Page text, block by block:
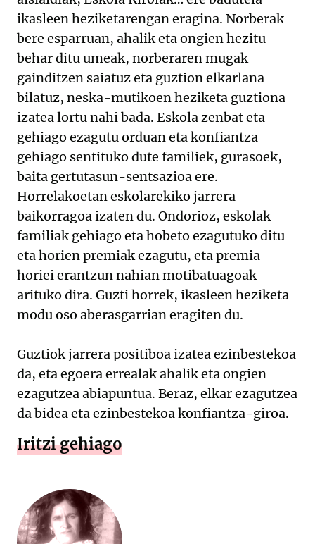
ikasleen heziketarengan eragina. Norberak
bere esparruan, ahalik eta ongien hezitu
behar ditu umeak, norberaren mugak
gainditzen saiatuz eta guztion elkarlana
bilatuz, neska-mutikoen heziketa guztiona
izatea lortu nahi bada. Eskola zenbat eta
gehiago ezagutu orduan eta konfiantza
gehiago sentituko dute familiek, gurasoek,
baita gertutasun-sentsazioa ere.
Horrelakoetan eskolarekiko jarrera
baikorragoa izaten du. Ondorioz, eskolak
familiak gehiago eta hobeto ezagutuko ditu
eta horien premiak ezagutu, eta premia
horiei erantzun nahian motibatuagoak
arituko dira. Guzti horrek, ikasleen heziketa
modu oso aberasgarrian eragiten du.
Guztiok jarrera positiboa izatea ezinbestekoa
da, eta egoera errealak ahalik eta ongien
ezagutzea abiapuntua. Beraz, elkar ezagutzea
da bidea eta ezinbestekoa konfiantza-giroa.
Iritzi gehiago